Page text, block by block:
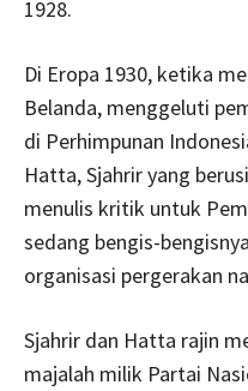
1928.
Di Eropa 1930, ketika
Belanda, menggeluti
di Perhimpunan
Hatta, Sjahrir yang
menulis kritik untuk
sedang bengis-
organisasi pergerakan
Sjahrir dan Hatta rajin
majalah milik Partai